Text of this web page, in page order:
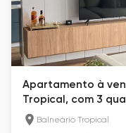
Apartamento à
Tropical, com 3
Balneário Tropical